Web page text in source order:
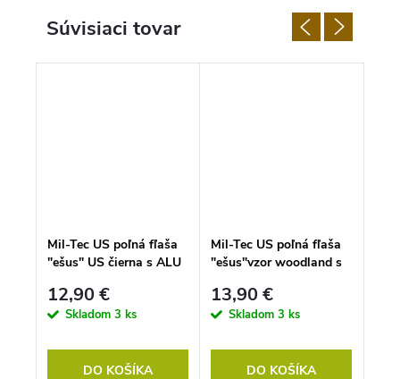
Súvisiaci tovar
Mil-Tec US poľná fľaša
"ešus" US čierna s ALU
12,90 €
Skladom 3 ks
DO KOŠÍKA
Mil-Tec US poľná fľaša
"ešus"vzor woodland s
13,90 €
Skladom 3 ks
DO KOŠÍKA